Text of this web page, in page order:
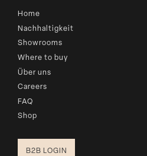
Home
Nachhaltigkeit
Showrooms
Where to buy
Über uns
Careers
FAQ
Shop
B2B LOGIN